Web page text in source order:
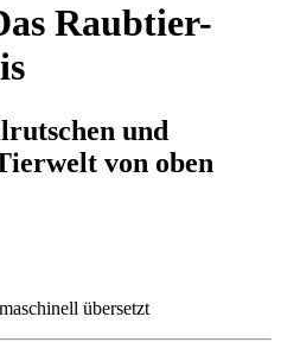
Raubtier-
und
von oben
übersetzt